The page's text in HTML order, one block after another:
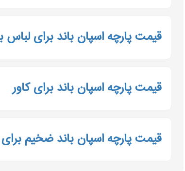
قیمت پارچه اسپان باند برای لباس
قیمت پارچه اسپان باند برای کاور
قیمت پارچه اسپان باند ضخیم برای